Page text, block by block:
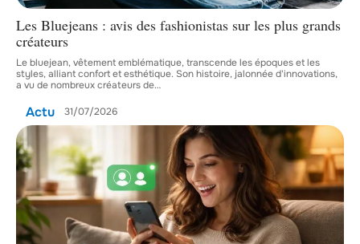
Les Bluejeans : avis des fashionistas sur les plus grands
créateurs
Le bluejean, vêtement emblématique, transcende les époques et les
styles, alliant confort et esthétique. Son histoire, jalonnée d'innovations,
a vu de nombreux créateurs de…
Actu 31/07/2026